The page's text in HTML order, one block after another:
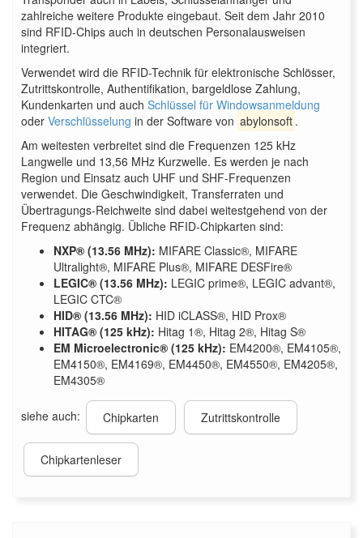
zahlreiche weitere Produkte eingebaut. Seit dem Jahr 2010
sind RFID-Chips auch in deutschen Personalausweisen
integriert.
Verwendet wird die RFID-Technik für elektronische Schlösser,
Zutrittskontrolle, Authentifikation, bargeldlose Zahlung,
Kundenkarten und auch Schlüssel für Windowsanmeldung
oder Verschlüsselung in der Software von abylonsoft .
Am weitesten verbreitet sind die Frequenzen 125 kHz
Langwelle und 13,56 MHz Kurzwelle. Es werden je nach
Region und Einsatz auch UHF und SHF-Frequenzen
verwendet. Die Geschwindigkeit, Transferraten und
Übertragungs-Reichweite sind dabei weitestgehend von der
Frequenz abhängig. Übliche RFID-Chipkarten sind:
NXP® (13.56 MHz): MIFARE Classic®, MIFARE
Ultralight®, MIFARE Plus®, MIFARE DESFire®
LEGIC® (13.56 MHz): LEGIC prime®, LEGIC advant®,
LEGIC CTC®
HID® (13.56 MHz): HID iCLASS®, HID Prox®
HITAG® (125 kHz): Hitag 1®, Hitag 2®, Hitag S®
EM Microelectronic® (125 kHz): EM4200®, EM4105®,
EM4150®, EM4169®, EM4450®, EM4550®, EM4205®,
EM4305®
siehe auch: Chipkarten Zutrittskontrolle
Chipkartenleser